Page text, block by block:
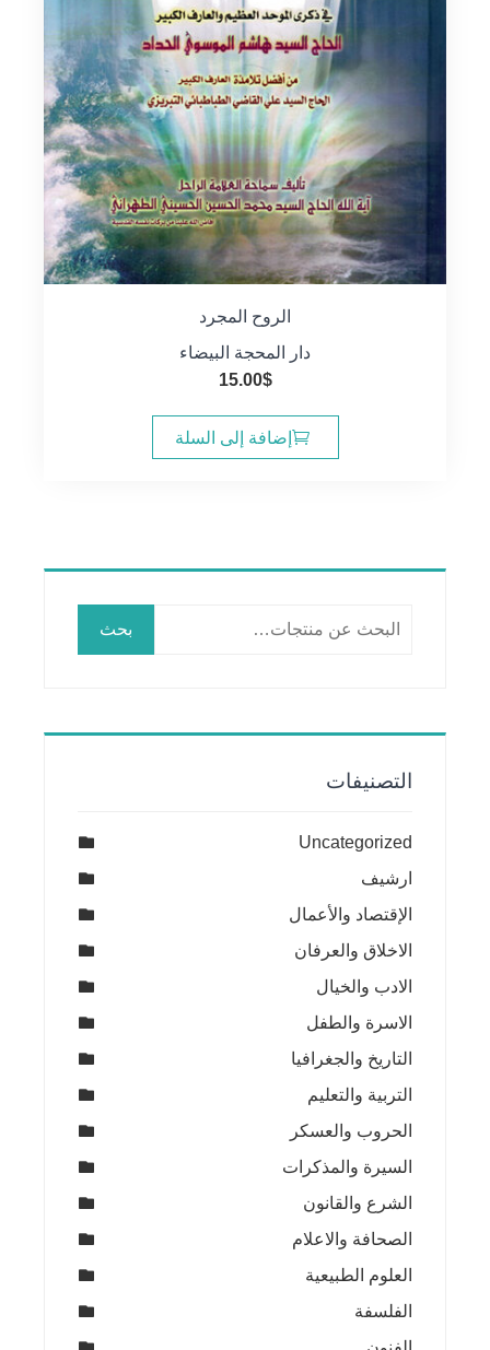
الروح المجرد
دار المحجة البيضاء
15.00$
إضافة إلى السلة
بحث
التصنيفات
Uncategorized
ارشيف
الإقتصاد والأعمال
الاخلاق والعرفان
الادب والخيال
الاسرة والطفل
التاريخ والجغرافيا
التربية والتعليم
الحروب والعسكر
السيرة والمذكرات
الشرع والقانون
الصحافة والاعلام
العلوم الطبيعية
الفلسفة